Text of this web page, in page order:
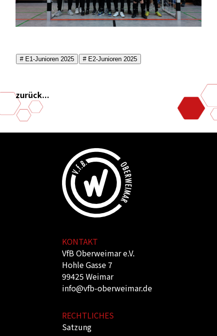
# E1-Junioren 2025 # E2-Junioren 2025
zurück...
KONTAKT
VfB Oberweimar e.V.
Hohle Gasse 7
99425 Weimar
info@vfb-oberweimar.de
RECHTLICHES
Satzung